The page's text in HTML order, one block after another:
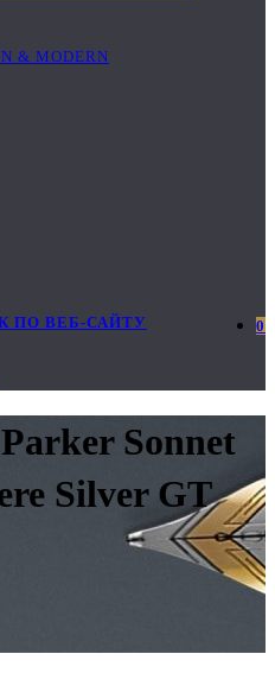
& MODERN
0
ПО ВЕБ-САЙТУ
Sonnet
Silver GT